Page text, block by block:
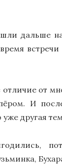
дальше на
отличие от
И
другая